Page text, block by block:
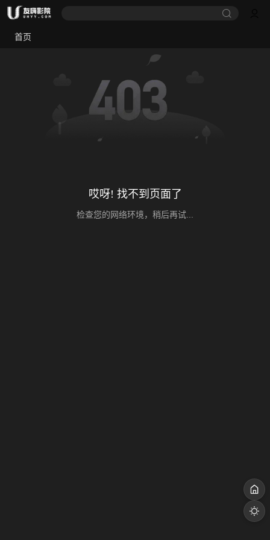
首页
哎呀! 找不到页面了
检查您的网络环境，稍后再试...